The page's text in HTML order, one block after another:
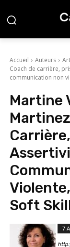
Accueil Auteurs
Coach de carrière,
communication non
Martine
Soft
7